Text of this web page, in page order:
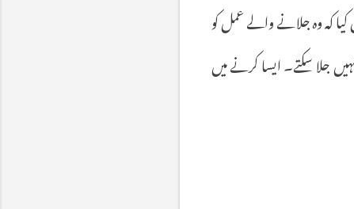
کیاکہوہجلانےوالےعملکو
جلاسکتے۔ایساکرنےمیں